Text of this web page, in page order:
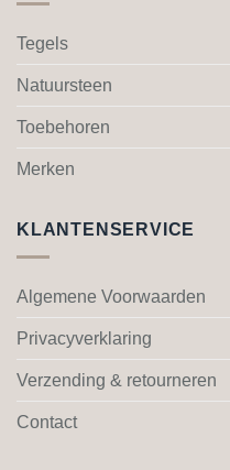
worden
de
Tegels
Natuursteen
Toebehoren
Merken
KLANTENSERVICE
Algemene Voorwaarden
Privacyverklaring
Verzending & retourneren
Contact